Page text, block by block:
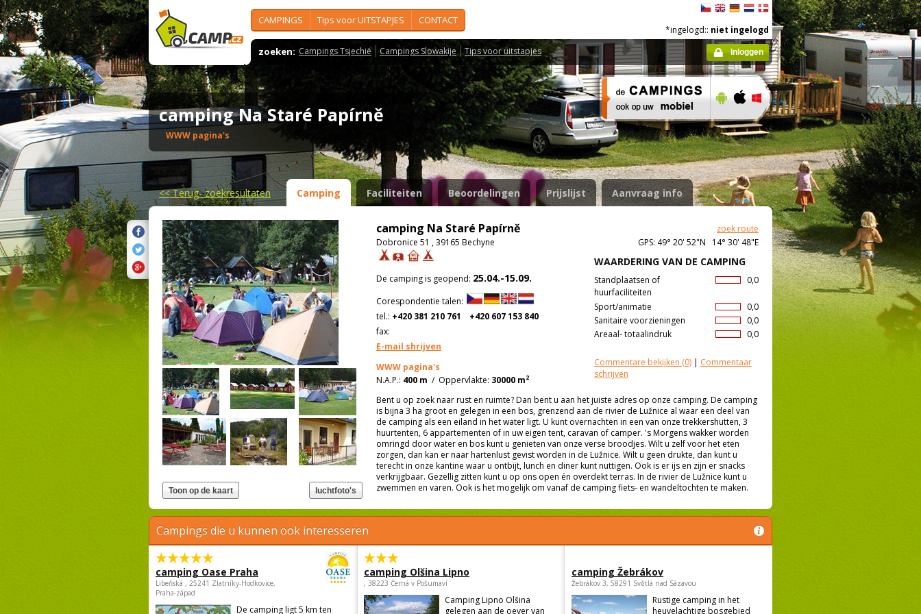
CAMPINGS Tips voor UITSTAPJES CONTACT
zoeken: Campings Tsjechië Campings Slowakije Tips voor uitstapjes
*ingelogd:: niet ingelogd
Inloggen
camping Na Staré Papírně
WWW pagina's
<<Terug- zoekresultaten Camping Faciliteiten Beoordelingen Prijslijst Aanvraag info
camping Na Staré Papírně
zoek route
Dobronice 51 , 39165 Bechyne
GPS: 49° 20' 52"N 14° 30' 48"E
WAARDERING VAN DE CAMPING
0,0
Standplaatsen of
huurfaciliteiten
0,0
Sport/animatie
0,0
Sanitaire voorzieningen
0,0
Areaal- totaalindruk
Commentare bekijken (0) | Commentaar
schrijven
De camping is geopend: 25.04.-15.09.
Corespondentie talen:
tel.: +420 381 210 761
+420 607 153 840
fax:
E-mail shrijven
WWW pagina's
N.A.P.: 400 m / Oppervlakte: 30000 m2
Bent u op zoek naar rust en ruimte? Dan bent u aan het juiste adres op onze camping. De camping
is bijna 3 ha groot en gelegen in een bos, grenzend aan de rivier de Lužnice al waar een deel van
de camping als een eiland in het water ligt. U kunt overnachten in een van onze trekkershutten, 3
huurtenten, 6 appartementen of in uw eigen tent, caravan of camper. 's Morgens wakker worden
omringd door water en bos kunt u genieten van onze verse broodjes. Wilt u zelf voor het eten
zorgen, dan kan er naar hartenlust gevist worden in de Lužnice. Wilt u geen drukte, dan kunt u
terecht in onze kantine waar u ontbijt, lunch en diner kunt nuttigen. Ook is er ijs en zijn er snacks
verkrijgbaar. Gezellig zitten kunt u op ons open én overdekt terras. In de rivier de Lužnice kunt u
zwemmen en varen. Ook is het mogelijk om vanaf de camping fiets- en wandeltochten te maken.
Campings die u kunnen ook interesseren
camping Oase Praha
Libeňská , 25241 Zlatníky-Hodkovice,
Praha-západ
De camping ligt 5 km ten
camping Olšina Lipno
, 38223 Černá v Pošumaví
Camping Lipno Olšina
gelegen aan de oever van
camping Žebrákov
Žebrákov 3, 58291 Světlá nad Sázavou
Rustige camping in het
heuvelachtige bosgebied